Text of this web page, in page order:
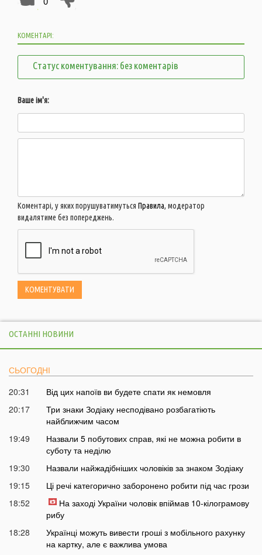
КОМЕНТАРІ:
Статус коментування: без коментарів
Ваше ім'я:
Коментарі, у яких порушуватимуться Правила, модератор
видалятиме без попереджень.
ОСТАННІ НОВИНИ
СЬОГОДНІ
20:31
Від цих напоїв ви будете спати як немовля
20:17
Три знаки Зодіаку несподівано розбагатіють
найближчим часом
19:49
Назвали 5 побутових справ, які не можна робити в
суботу та неділю
19:30
Назвали найжадібніших чоловіків за знаком Зодіаку
19:15
Ці речі категорично заборонено робити під час грози
18:52
На заході України чоловік впіймав 10-кілограмову
рибу
18:28
Українці можуть вивести гроші з мобільного рахунку
на картку, але є важлива умова